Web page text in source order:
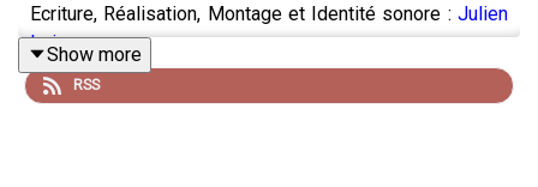
Ecriture, Réalisation, Montage et Identité sonore : Julien
Loisy
Identité visuelle :
Show more
RSS